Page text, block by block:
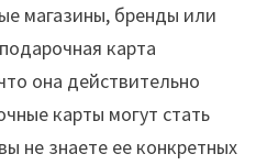
магазины, бренды или
карта
она действительно
карты могут стать
не знаете ее конкретных